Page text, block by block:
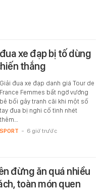
xe đạp bị tố dùng
thắng
Giải đua xe đạp danh giá Tour de
France Femmes bất ngờ vướng
bê bối gây tranh cãi khi một số
tay đua bị nghi cố tình nhét
thêm…
SPORT - 6 giờ trước
đừng ăn quá nhiều
toàn món quen